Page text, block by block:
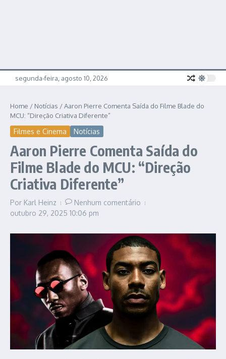
segunda-feira, agosto 10, 2026
Home / Notícias /Aaron Pierre Comenta Saída do Filme Blade do
MCU: “Direção Criativa Diferente”
Filmes e Cinema Notícias
Aaron Pierre Comenta Saída do
Filme Blade do MCU: “Direção
Criativa Diferente”
Por Karl Heinz
Nenhum comentário
outubro 29, 2025 10:06 pm